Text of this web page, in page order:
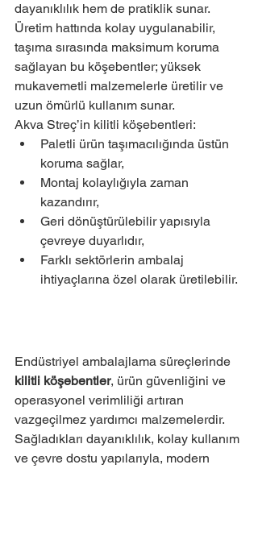
dayanıklılık hem de pratiklik sunar.
Üretim hattında kolay uygulanabilir,
taşıma sırasında maksimum koruma
sağlayan bu köşebentler; yüksek
mukavemetli malzemelerle üretilir ve
uzun ömürlü kullanım sunar.
Akva Streç’in kilitli köşebentleri:
Paletli ürün taşımacılığında üstün
koruma sağlar,
Montaj kolaylığıyla zaman
kazandırır,
Geri dönüştürülebilir yapısıyla
çevreye duyarlıdır,
Farklı sektörlerin ambalaj
ihtiyaçlarına özel olarak üretilebilir.
Endüstriyel ambalajlama süreçlerinde
kilitli köşebentler, ürün güvenliğini ve
operasyonel verimliliği artıran
vazgeçilmez yardımcı malzemelerdir.
Sağladıkları dayanıklılık, kolay kullanım
ve çevre dostu yapılarıyla, modern